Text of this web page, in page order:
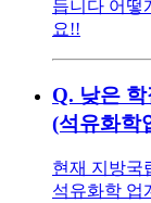
듭니다 어떻
요!!
Q. 낮은
(석유화학
현재 지방국
석유화학 업